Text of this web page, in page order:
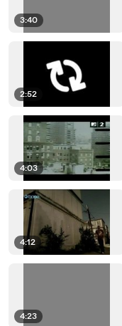
3:40
2:52
4:03
4:12
4:23